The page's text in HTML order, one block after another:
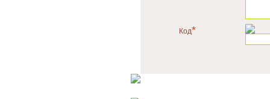
Код*